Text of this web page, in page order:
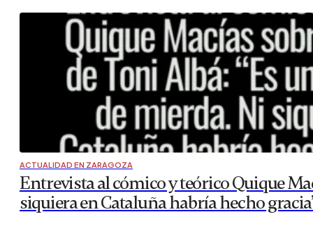
ACTUALIDAD EN ZARAGOZA
Entrevista al cómico y teórico Quique
siquiera en Cataluña habría hecho